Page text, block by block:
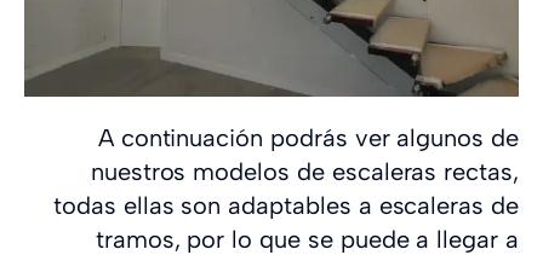
A continuación podrás ver algunos de
nuestros modelos de escaleras rectas,
todas ellas son adaptables a escaleras de
tramos, por lo que se puede a llegar a